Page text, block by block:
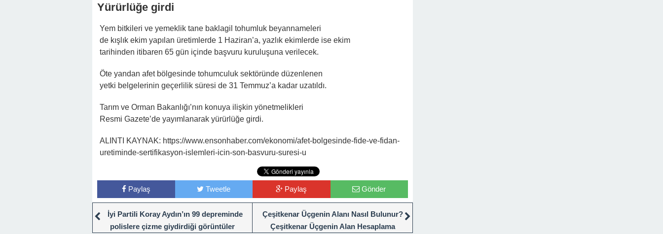
Yürürlüğe girdi
Yem bitkileri ve yemeklik tane baklagil tohumluk beyannameleri
de kışlık ekim yapılan üretimlerde 1 Haziran’a, yazlık ekimlerde ise ekim
tarihinden itibaren 65 gün içinde başvuru kuruluşuna verilecek.
Öte yandan afet bölgesinde tohumculuk sektöründe düzenlenen
yetki belgelerinin geçerlilik süresi de 31 Temmuz’a kadar uzatıldı.
Tarım ve Orman Bakanlığı’nın konuya ilişkin yönetmelikleri
Resmi Gazete’de yayımlanarak yürürlüğe girdi.
ALINTI KAYNAK: https://www.ensonhaber.com/ekonomi/afet-bolgesinde-fide-ve-fidan-
uretiminde-sertifikasyon-islemleri-icin-son-basvuru-suresi-u
Paylaş Tweetle Paylaş Gönder
İyi Partili Koray Aydın’ın 99 depreminde
polislere çizme giydirdiği görüntüler
Çeşitkenar Üçgenin Alanı Nasıl Bulunur?
Çeşitkenar Üçgenin Alan Hesaplama